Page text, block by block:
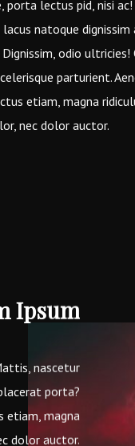
lacus natoque
Dignissim, odio
parturient.
etiam, magna
nec dolor auctor.
Ipsum
nascetur
porta?
etiam, magna
dolor auctor.